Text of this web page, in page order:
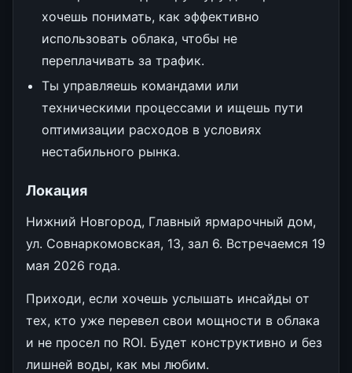
хочешь понимать, как эффективно
использовать облака, чтобы не
переплачивать за трафик.
Ты управляешь командами или
техническими процессами и ищешь пути
оптимизации расходов в условиях
нестабильного рынка.
Локация
Нижний Новгород, Главный ярмарочный дом,
ул. Совнаркомовская, 13, зал 6. Встречаемся 19
мая 2026 года.
Приходи, если хочешь услышать инсайды от
тех, кто уже перевел свои мощности в облака
и не просел по ROI. Будет конструктивно и без
лишней воды, как мы любим.